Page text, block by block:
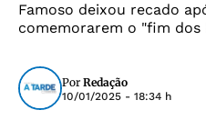
Famoso deixou recado
comemorarem o "fim dos
Por Redação
10/01/2025 - 18:34 h